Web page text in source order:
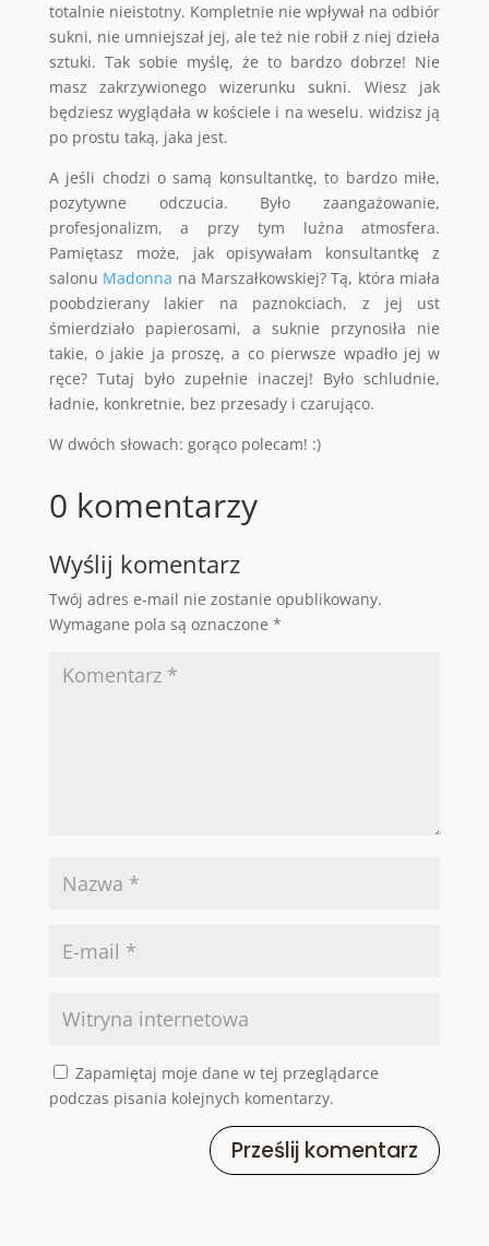
totalnie nieistotny. Kompletnie nie wpływał na odbiór
sukni, nie umniejszał jej, ale też nie robił z niej dzieła
sztuki. Tak sobie myślę, że to bardzo dobrze! Nie
masz zakrzywionego wizerunku sukni. Wiesz jak
będziesz wyglądała w kościele i na weselu. widzisz ją
po prostu taką, jaka jest.
A jeśli chodzi o samą konsultantkę, to bardzo miłe,
pozytywne odczucia. Było zaangażowanie,
profesjonalizm, a przy tym luźna atmosfera.
Pamiętasz może, jak opisywałam konsultantkę z
salonu Madonna na Marszałkowskiej? Tą, która miała
poobdzierany lakier na paznokciach, z jej ust
śmierdziało papierosami, a suknie przynosiła nie
takie, o jakie ja proszę, a co pierwsze wpadło jej w
ręce? Tutaj było zupełnie inaczej! Było schludnie,
ładnie, konkretnie, bez przesady i czarująco.
W dwóch słowach: gorąco polecam! :)
0 komentarzy
Wyślij komentarz
Twój adres e-mail nie zostanie opublikowany.
Wymagane pola są oznaczone *
Zapamiętaj moje dane w tej przeglądarce
podczas pisania kolejnych komentarzy.
Prześlij komentarz